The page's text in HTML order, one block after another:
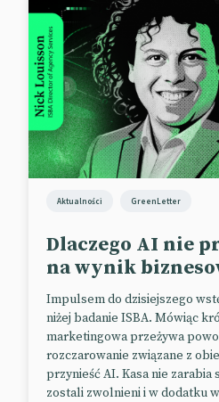
Aktualności GreenLetter
Dlaczego AI nie
na wynik
Impulsem do dzisiejszego
niżej badanie ISBA. Mówiąc
marketingowa przeżywa
rozczarowanie związane z
przynieść AI. Kasa nie zarabia
zostali zwolnieni i w dodatku